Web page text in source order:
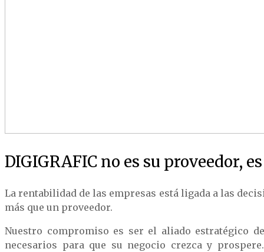
DIGIGRAFIC no es su proveedor,
La rentabilidad de las empresas está ligada a las
más que un proveedor.
Nuestro compromiso es ser el aliado estratégico
necesarios para que su negocio crezca y